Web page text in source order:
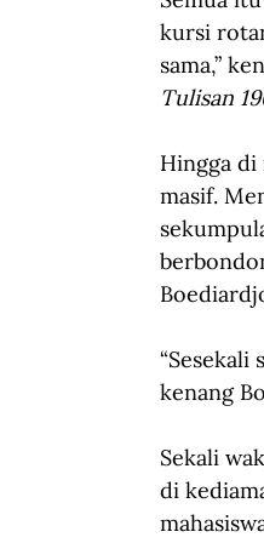
kursi
sama,”
Tulisan
Hingga di
masif.
“Sesekali
kenang
Sekali
di